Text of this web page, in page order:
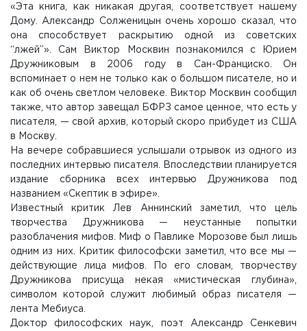
«Эта книга, как никакая другая, соответствует нашему
Дому. Александр Солженицын очень хорошо сказал, что
она способствует раскрытию одной из советских
“лжей”». Сам Виктор Москвин познакомился с Юрием
Дружниковым в 2006 году в Сан-Франциско. Он
вспоминает о нем не только как о большом писателе, но и
как об очень светлом человеке. Виктор Москвин сообщил
также, что автор завещал БФРЗ самое ценное, что есть у
писателя, — свой архив, который скоро прибудет из США
в Москву.
На вечере собравшиеся услышали отрывок из одного из
последних интервью писателя. Впоследствии планируется
издание сборника всех интервью Дружникова под
названием «Скептик в эфире».
Известный критик Лев Аннинский заметил, что цель
творчества Дружникова — неустанные попытки
разоблачения мифов. Миф о Павлике Морозове был лишь
одним из них. Критик философски заметил, что все мы —
действующие лица мифов. По его словам, творчеству
Дружникова присуща некая «мистическая глубина»,
символом которой служит любимый образ писателя —
лента Мебиуса.
Доктор философских наук, поэт Александр Сенкевич